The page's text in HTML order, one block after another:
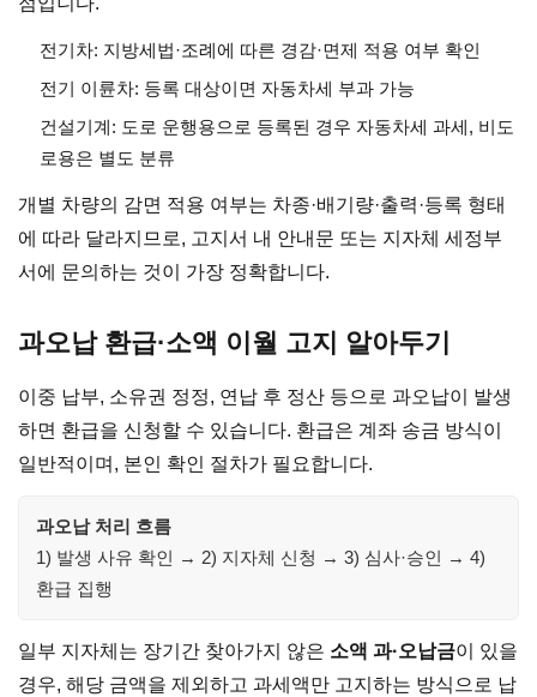
전기차: 지방세법·조례에 따른 경감·면제 적용 여부 확인
전기 이륜차: 등록 대상이면 자동차세 부과 가능
건설기계: 도로 운행용으로 등록된 경우 자동차세 과세, 비도
로용은 별도 분류
개별 차량의 감면 적용 여부는 차종·배기량·출력·등록 형태
에 따라 달라지므로, 고지서 내 안내문 또는 지자체 세정부
서에 문의하는 것이 가장 정확합니다.
과오납 환급·소액 이월 고지 알아두기
이중 납부, 소유권 정정, 연납 후 정산 등으로 과오납이 발생
하면 환급을 신청할 수 있습니다. 환급은 계좌 송금 방식이
일반적이며, 본인 확인 절차가 필요합니다.
과오납 처리 흐름
1) 발생 사유 확인 → 2) 지자체 신청 → 3) 심사·승인 → 4)
환급 집행
일부 지자체는 장기간 찾아가지 않은 소액 과·오납금이 있을
경우, 해당 금액을 제외하고 과세액만 고지하는 방식으로 납